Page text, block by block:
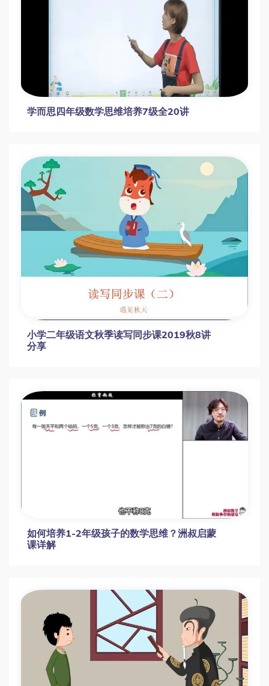
学而思四年级数学思维培养7级全20讲
小学二年级语文秋季读写同步课2019秋8讲
分享
如何培养1-2年级孩子的数学思维？洲叔启蒙
课详解